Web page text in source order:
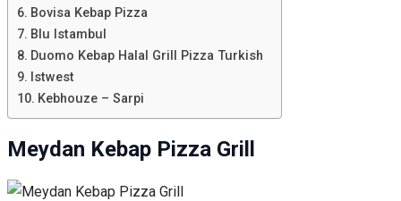
Bovisa Kebap Pizza
Blu Istambul
Duomo Kebap Halal Grill Pizza Turkish
Istwest
Kebhouze – Sarpi
Meydan Kebap Pizza Grill